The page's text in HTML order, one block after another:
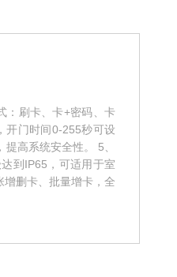
：刷卡、卡+密码、卡
开门时间0-255秒可设
高系统安全性。 5、
到IP65，可适用于室
删卡、批量增卡，全